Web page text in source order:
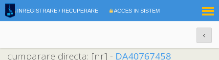
INREGISTRARE / RECUPERARE ACCES IN SISTEM
cumparare directa: [nr] - DA40767458